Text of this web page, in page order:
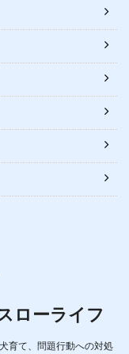
ローライフ
育て、問題行動への対処